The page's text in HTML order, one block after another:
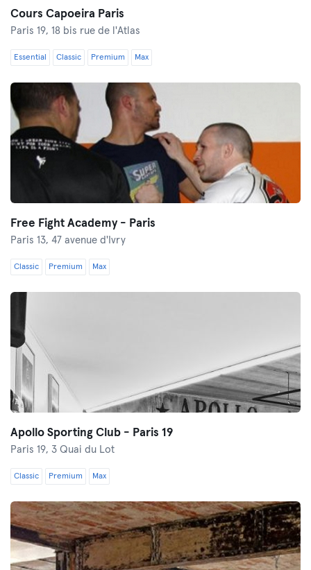
Cours Capoeira Paris
Paris 19, 18 bis rue de l'Atlas
Essential Classic Premium Max
Free Fight Academy - Paris
Paris 13, 47 avenue d'Ivry
Classic Premium Max
Apollo Sporting Club - Paris 19
Paris 19, 3 Quai du Lot
Classic Premium Max